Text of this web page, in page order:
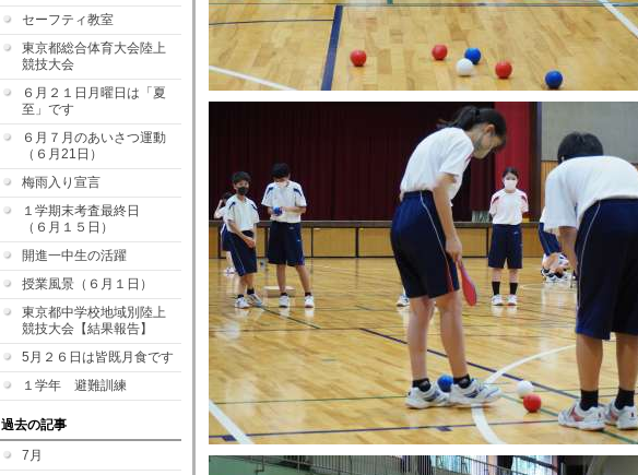
セーフティ教室
東京都総合体育大会陸上
競技大会
６月２１日月曜日は「夏
至」です
６月７月のあいさつ運動
（６月21日）
梅雨入り宣言
１学期末考査最終日
（６月１５日）
開進一中生の活躍
授業風景（６月１日）
東京都中学校地域別陸上
競技大会【結果報告】
5月２６日は皆既月食です
１学年 避難訓練
過去の記事
7月